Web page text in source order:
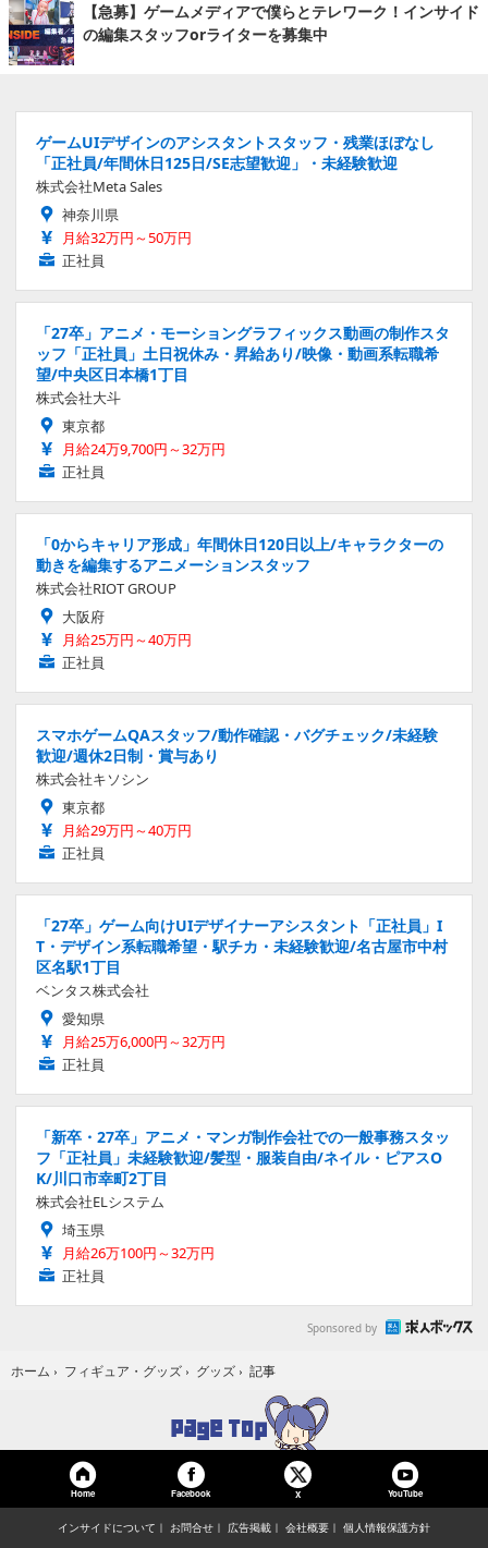
【急募】ゲームメディアで僕らとテレワーク！インサイド
の編集スタッフorライターを募集中
ゲームUIデザインのアシスタントスタッフ・残業ほぼなし
「正社員/年間休日125日/SE志望歓迎」・未経験歓迎
株式会社Meta Sales
神奈川県
月給32万円～50万円
正社員
「27卒」アニメ・モーショングラフィックス動画の制作スタ
ッフ「正社員」土日祝休み・昇給あり/映像・動画系転職希
望/中央区日本橋1丁目
株式会社大斗
東京都
月給24万9,700円～32万円
正社員
「0からキャリア形成」年間休日120日以上/キャラクターの
動きを編集するアニメーションスタッフ
株式会社RIOT GROUP
大阪府
月給25万円～40万円
正社員
スマホゲームQAスタッフ/動作確認・バグチェック/未経験
歓迎/週休2日制・賞与あり
株式会社キソシン
東京都
月給29万円～40万円
正社員
「27卒」ゲーム向けUIデザイナーアシスタント「正社員」I
T・デザイン系転職希望・駅チカ・未経験歓迎/名古屋市中村
区名駅1丁目
ベンタス株式会社
愛知県
月給25万6,000円～32万円
正社員
「新卒・27卒」アニメ・マンガ制作会社での一般事務スタッ
フ「正社員」未経験歓迎/髪型・服装自由/ネイル・ピアスO
K/川口市幸町2丁目
株式会社ELシステム
埼玉県
月給26万100円～32万円
正社員
Sponsored by
ホーム › フィギュア・グッズ › グッズ › 記事
Home Facebook X YouTube
インサイドについて お問合せ 広告掲載 会社概要 個人情報保護方針